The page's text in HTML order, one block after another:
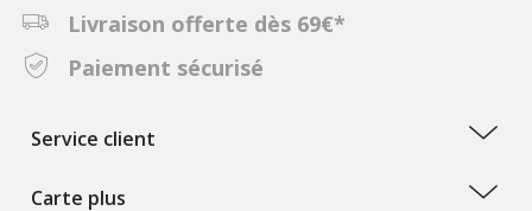
Livraison offerte dès 69€*
Paiement sécurisé
Service client
Carte plus